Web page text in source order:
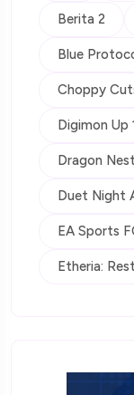
Berita 2
Blue
Choppy
Digimon Up
Dragon
Duet Night
EA Sports
Etheria: